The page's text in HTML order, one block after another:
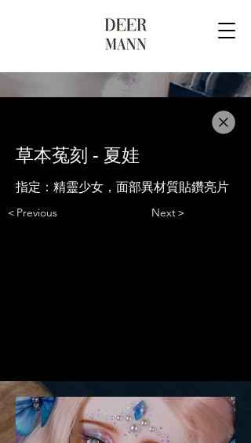
草本菟刻 - 夏娃
指定：精靈少女，面部異材質貼鑽亮片
＜Previous Next＞